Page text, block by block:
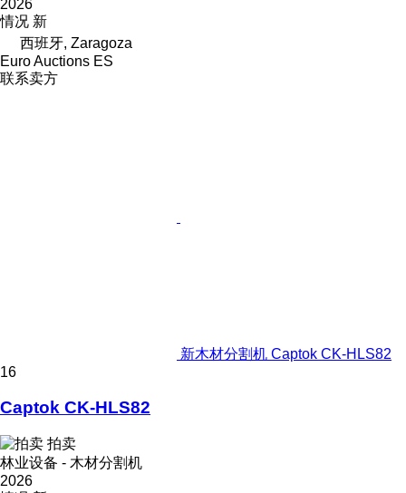
2026
情况 新
西班牙, Zaragoza
Euro Auctions ES
联系卖方
新木材分割机 Captok CK-HLS82
16
Captok CK-HLS82
拍卖
林业设备 - 木材分割机
2026